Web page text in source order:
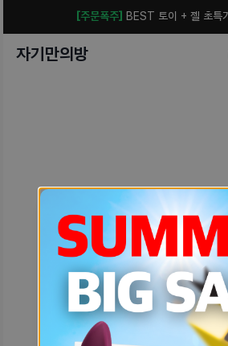
[주문폭주] BEST 토이 + 젤 초특
자기만의방
예상치 못한 에러